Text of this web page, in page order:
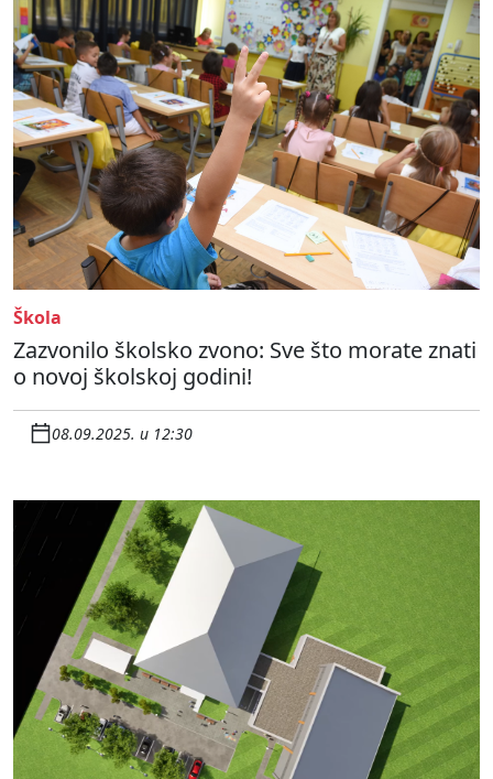
Škola
Zazvonilo školsko zvono: Sve što morate znati
o novoj školskoj godini!
08.09.2025. u 12:30